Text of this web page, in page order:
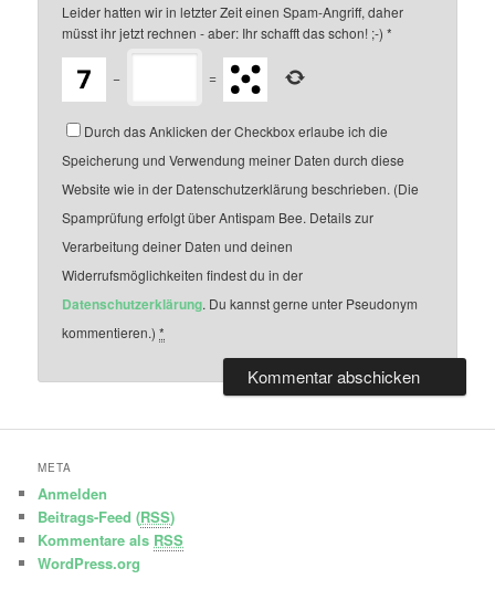
Leider hatten wir in letzter Zeit einen Spam-Angriff, daher
müsst ihr jetzt rechnen - aber: Ihr schafft das schon! ;-) *
− =
Durch das Anklicken der Checkbox erlaube ich die
Speicherung und Verwendung meiner Daten durch diese
Website wie in der Datenschutzerklärung beschrieben. (Die
Spamprüfung erfolgt über Antispam Bee. Details zur
Verarbeitung deiner Daten und deinen
Widerrufsmöglichkeiten findest du in der
Datenschutzerklärung. Du kannst gerne unter Pseudonym
kommentieren.)*
META
Anmelden
Beitrags-Feed (RSS)
Kommentare als RSS
WordPress.org